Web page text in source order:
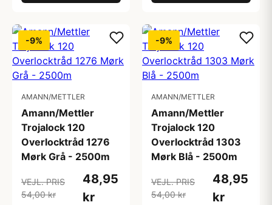
-9%
AMANN/METTLER
Amann/Mettler
Trojalock 120
Overlocktråd 1276
Mørk Grå - 2500m
VEJL. PRIS
54,00 kr
48,95
kr
-9%
AMANN/METTLER
Amann/Mettler
Trojalock 120
Overlocktråd 1303
Mørk Blå - 2500m
VEJL. PRIS
54,00 kr
48,95
kr